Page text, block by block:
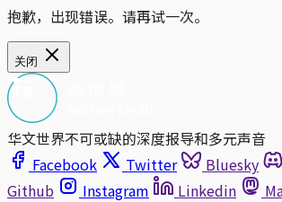
抱歉，出现错误。请再试一次。
关闭
华文世界不可或缺的深度报导和多元声音
Facebook
Twitter Bluesky
Github
Instagram Linkedin